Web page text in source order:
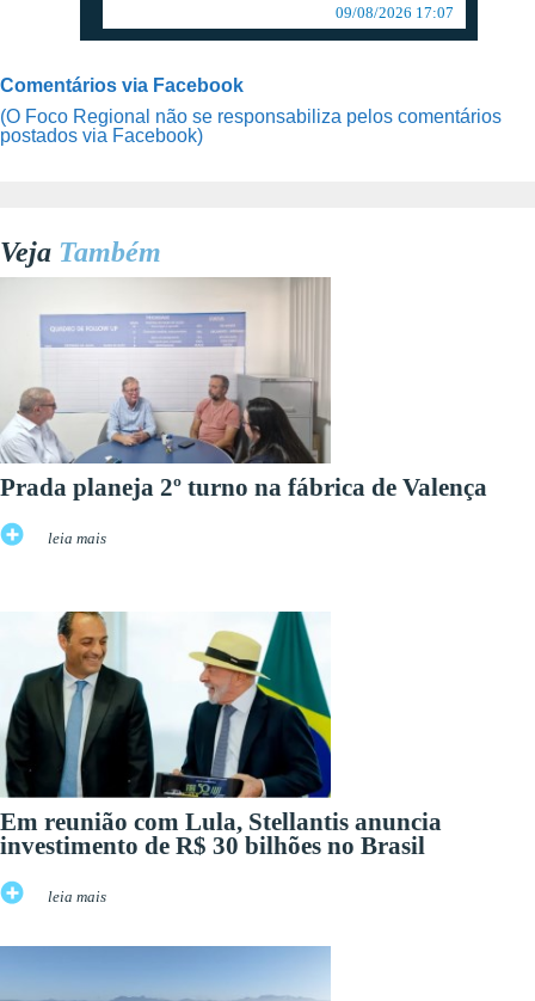
09/08/2026 17:07
Comentários via Facebook
(O Foco Regional não se responsabiliza pelos comentários
postados via Facebook)
Veja Também
Prada planeja 2º turno na fábrica de Valença
leia mais
Em reunião com Lula, Stellantis anuncia
investimento de R$ 30 bilhões no Brasil
leia mais